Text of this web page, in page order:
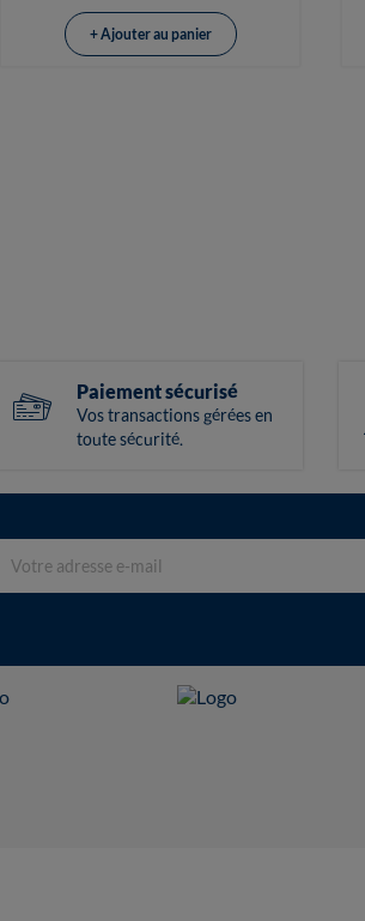
+ Ajouter au panier
Paiement sécurisé
Vos transactions gérées en
toute sécurité.